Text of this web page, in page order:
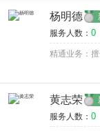
杨明德
服务人数： 0
精通业务：
黄志荣
服务人数： 0